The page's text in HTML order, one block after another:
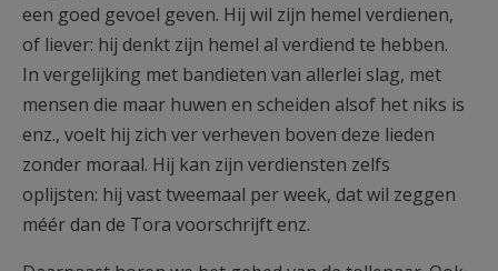
een goed gevoel geven. Hij wil zijn hemel verdienen,
of liever: hij denkt zijn hemel al verdiend te hebben.
In vergelijking met bandieten van allerlei slag, met
mensen die maar huwen en scheiden alsof het niks is
enz., voelt hij zich ver verheven boven deze lieden
zonder moraal. Hij kan zijn verdiensten zelfs
oplijsten: hij vast tweemaal per week, dat wil zeggen
méér dan de Tora voorschrijft enz.